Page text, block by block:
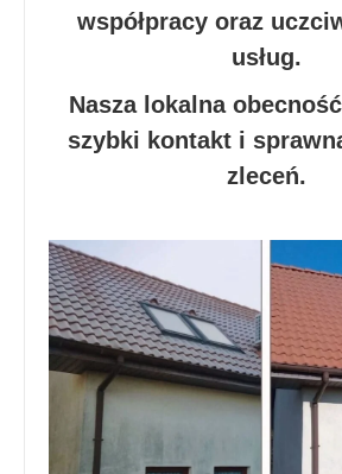
współpracy oraz
usług.
Nasza lokalna
szybki kontakt i
zleceń.